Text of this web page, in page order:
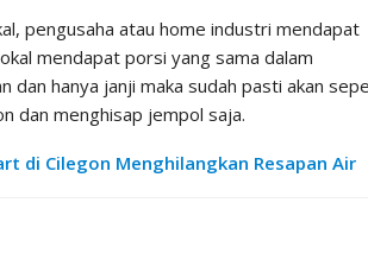
pengusaha atau home industri mendapat
mendapat porsi yang sama dalam
dan hanya janji maka sudah pasti akan
dan menghisap jempol saja.
di Cilegon Menghilangkan Resapan Air